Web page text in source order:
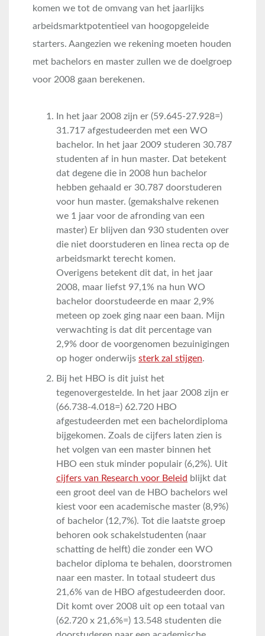
komen we tot de omvang van het jaarlijks
arbeidsmarktpotentieel van hoogopgeleide
starters. Aangezien we rekening moeten houden
met bachelors en master zullen we de doelgroep
voor 2008 gaan berekenen.
In het jaar 2008 zijn er (59.645-27.928=)
31.717 afgestudeerden met een WO
bachelor. In het jaar 2009 studeren 30.787
studenten af in hun master. Dat betekent
dat degene die in 2008 hun bachelor
hebben gehaald er 30.787 doorstuderen
voor hun master. (gemakshalve rekenen
we 1 jaar voor de afronding van een
master) Er blijven dan 930 studenten over
die niet doorstuderen en linea recta op de
arbeidsmarkt terecht komen.
Overigens betekent dit dat, in het jaar
2008, maar liefst 97,1% na hun WO
bachelor doorstudeerde en maar 2,9%
meteen op zoek ging naar een baan. Mijn
verwachting is dat dit percentage van
2,9% door de voorgenomen bezuinigingen
op hoger onderwijs sterk zal stijgen.
Bij het HBO is dit juist het
tegenovergestelde. In het jaar 2008 zijn er
(66.738-4.018=) 62.720 HBO
afgestudeerden met een bachelordiploma
bijgekomen. Zoals de cijfers laten zien is
het volgen van een master binnen het
HBO een stuk minder populair (6,2%). Uit
cijfers van Research voor Beleid blijkt dat
een groot deel van de HBO bachelors wel
kiest voor een academische master (8,9%)
of bachelor (12,7%). Tot die laatste groep
behoren ook schakelstudenten (naar
schatting de helft) die zonder een WO
bachelor diploma te behalen, doorstromen
naar een master. In totaal studeert dus
21,6% van de HBO afgestudeerden door.
Dit komt over 2008 uit op een totaal van
(62.720 x 21,6%=) 13.548 studenten die